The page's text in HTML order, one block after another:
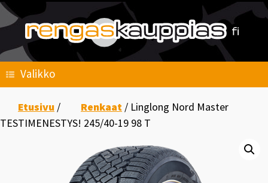
Skip
content
Valikko
Etusivu / Renkaat / Linglong Nord Master
TESTIMENESTYS! 245/40-19 98 T